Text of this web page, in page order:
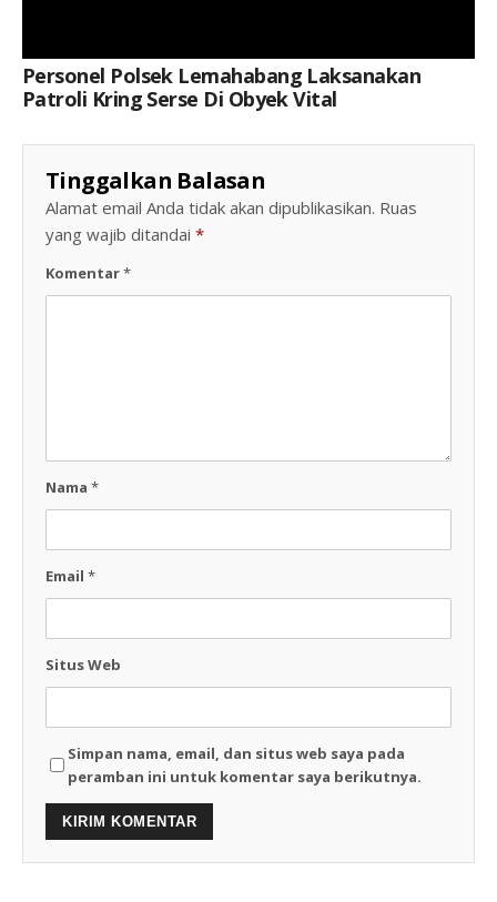
Personel Polsek Lemahabang Laksanakan
Patroli Kring Serse Di Obyek Vital
Tinggalkan Balasan
Alamat email Anda tidak akan dipublikasikan. Ruas
yang wajib ditandai *
Komentar*
Nama *
Email *
Situs Web
Simpan nama, email, dan situs web saya pada
peramban ini untuk komentar saya berikutnya.